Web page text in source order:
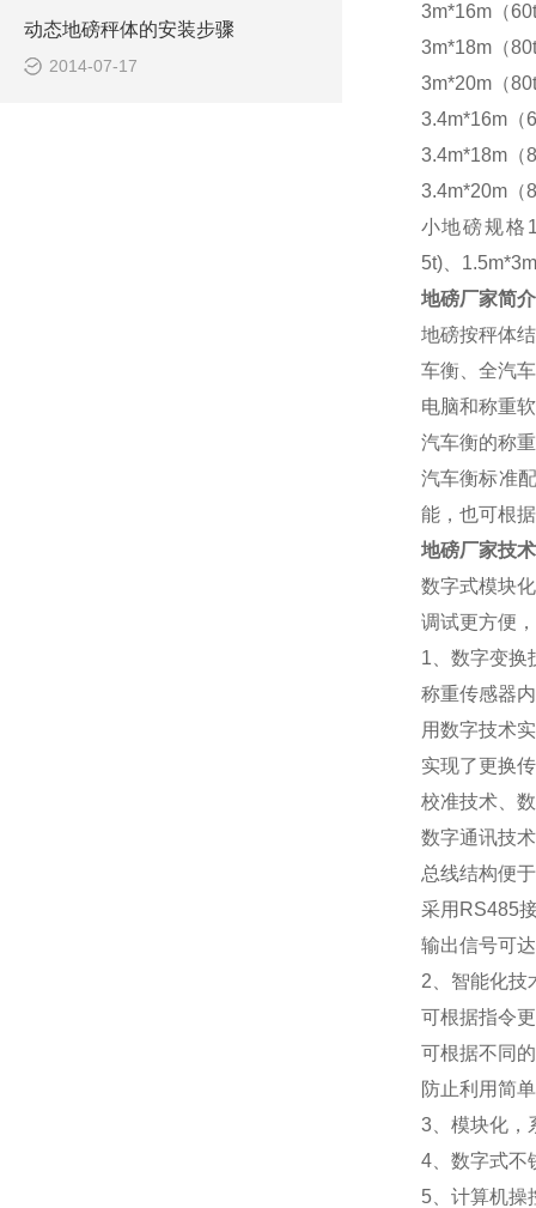
动态地磅秤体的安装步骤
2014-07-17
3m*16m（
3m*18m（
3m*20m（
3.4m*16m（
3.4m*18m（
3.4m*20m（
小地磅规格
5t)、
地磅厂家简
地磅按秤体
车衡、全汽
电脑和称重
汽车衡的称
汽车衡标准
能，也可根
地磅厂家技
数字式模块
调试更方便
1 、数字变
称重传感器
用数字技术
实现了更换
校准技术、
数字通讯技术
总线结构便
采用 RS485
输出信号可达
2 、智能化技
可根据指令
可根据不同
防止利用简
3、模块化，
4、数字式不
5、计算机操